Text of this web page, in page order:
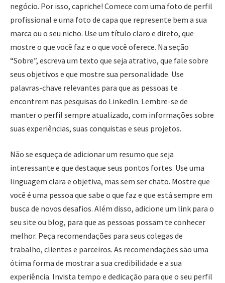
negócio. Por isso, capriche! Comece com uma foto de perfil
profissional e uma foto de capa que represente bem a sua
marca ou o seu nicho. Use um título claro e direto, que
mostre o que você faz e o que você oferece. Na seção
“Sobre”, escreva um texto que seja atrativo, que fale sobre
seus objetivos e que mostre sua personalidade. Use
palavras-chave relevantes para que as pessoas te
encontrem nas pesquisas do LinkedIn. Lembre-se de
manter o perfil sempre atualizado, com informações sobre
suas experiências, suas conquistas e seus projetos.
Não se esqueça de adicionar um resumo que seja
interessante e que destaque seus pontos fortes. Use uma
linguagem clara e objetiva, mas sem ser chato. Mostre que
você é uma pessoa que sabe o que faz e que está sempre em
busca de novos desafios. Além disso, adicione um link para o
seu site ou blog, para que as pessoas possam te conhecer
melhor. Peça recomendações para seus colegas de
trabalho, clientes e parceiros. As recomendações são uma
ótima forma de mostrar a sua credibilidade e a sua
experiência. Invista tempo e dedicação para que o seu perfil